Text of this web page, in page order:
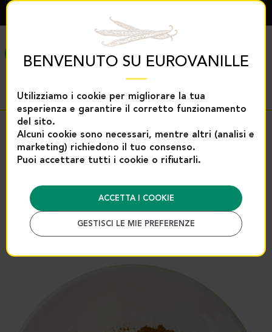
BENVENUTO SU EUROVANILLE
Utilizziamo i cookie per migliorare la tua
esperienza e garantire il corretto funzionamento
del sito.
Alcuni cookie sono necessari, mentre altri (analisi e
marketing) richiedono il tuo consenso.
Puoi accettare tutti i cookie o rifiutarli.
ACCETTA I COOKIE
GESTISCI LE MIE PREFERENZE
MENÙ
Ritorno
Accoglienza
Spezie e aiuti per la pasticceria
500 g | Eurovanille
Riferimento : 14411